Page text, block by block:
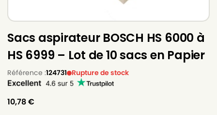
Sacs aspirateur BOSCH HS 6000 à
HS 6999 – Lot de 10 sacs en Papier
Référence :124731 Rupture de stock
10,78€